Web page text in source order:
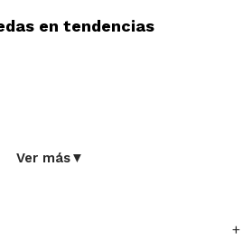
en tendencias
Ver más▼